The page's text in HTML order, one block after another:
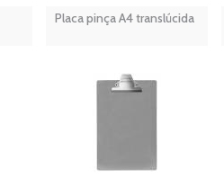
Placa pinça A4 translúcida